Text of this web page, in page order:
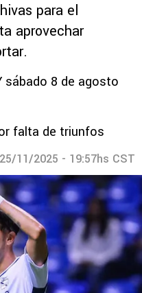
para el
aprovechar
sábado 8 de agosto
falta de triunfos
25/11/2025 - 19:57hs CST